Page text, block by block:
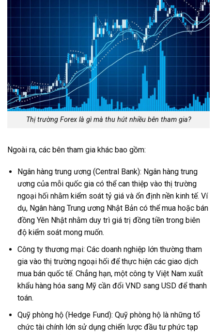
Thị trường Forex là gì mà thu hút nhiều bên tham gia?
Ngoài ra, các bên tham gia khác bao gồm:
Ngân hàng trung ương (Central Bank): Ngân hàng trung
ương của mỗi quốc gia có thể can thiệp vào thị trường
ngoại hối nhằm kiểm soát tỷ giá và ổn định nền kinh tế. Ví
dụ, Ngân hàng Trung ương Nhật Bản có thể mua hoặc bán
đồng Yên Nhật nhằm duy trì giá trị đồng tiền trong biên
độ kiểm soát mong muốn.
Công ty thương mại: Các doanh nghiệp lớn thường tham
gia vào thị trường ngoại hối để thực hiện các giao dịch
mua bán quốc tế. Chẳng hạn, một công ty Việt Nam xuất
khẩu hàng hóa sang Mỹ cần đổi VND sang USD để thanh
toán.
Quỹ phòng hộ (Hedge Fund): Quỹ phòng hộ là những tổ
chức tài chính lớn sử dụng chiến lược đầu tư phức tạp